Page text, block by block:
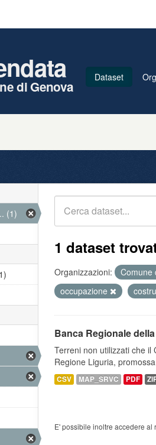
di Genova
Dataset
1 dataset
Organizzazioni: Comune
occupazione
Banca Regionale
Terreni non utilizzati che il
Regione Liguria,
CSV MAP_SRVC PDF
E' possibile inoltre accedere al
(1)